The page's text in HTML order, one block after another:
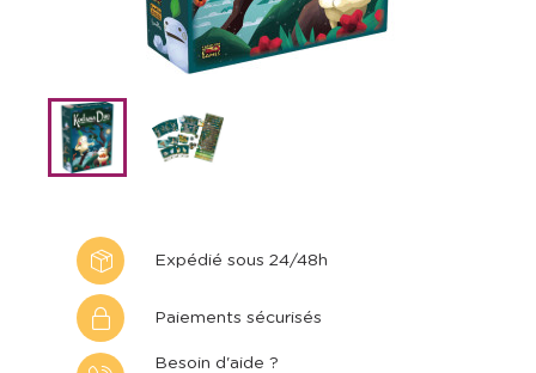
Expédié sous 24/48h
Paiements sécurisés
Besoin d'aide ?